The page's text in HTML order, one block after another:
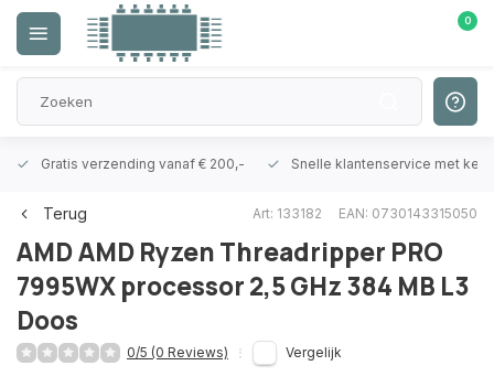
0
Gratis verzending vanaf € 200,- Snelle klantenservice met
Terug Art: 133182 EAN: 0730143315050
AMDAMD Ryzen Threadripper PRO
7995WX processor 2,5 GHz 384 MB L3
Doos
0/5 (0 Reviews) Vergelijk